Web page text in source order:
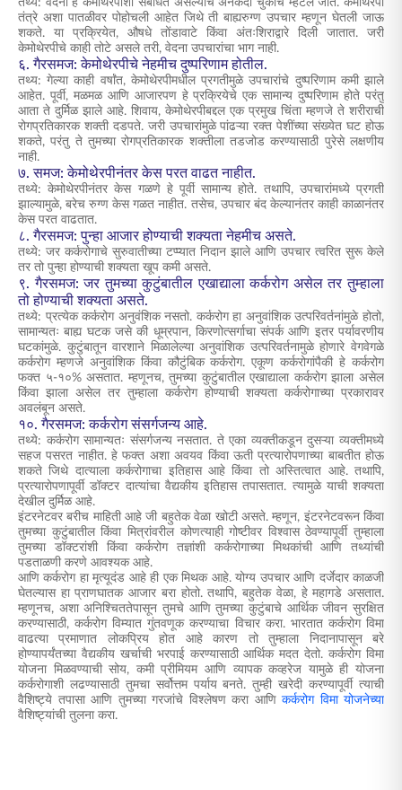
तथ्य: वेदना हे केमोथेरपीशी संबंधित असल्याचे अनेकदा चुकीचे म्हटले जाते. केमोथेरपी
तंत्रे अशा पातळीवर पोहोचली आहेत जिथे ती बाह्यरुग्ण उपचार म्हणून घेतली जाऊ
शकते. या प्रक्रियेत, औषधे तोंडावाटे किंवा अंतःशिराद्वारे दिली जातात. जरी
केमोथेरपीचे काही तोटे असले तरी, वेदना उपचारांचा भाग नाही.
६. गैरसमज: केमोथेरपीचे नेहमीच दुष्परिणाम होतील.
तथ्य: गेल्या काही वर्षांत, केमोथेरपीमधील प्रगतीमुळे उपचारांचे दुष्परिणाम कमी झाले
आहेत. पूर्वी, मळमळ आणि आजारपण हे प्रक्रियेचे एक सामान्य दुष्परिणाम होते परंतु
आता ते दुर्मिळ झाले आहे. शिवाय, केमोथेरपीबद्दल एक प्रमुख चिंता म्हणजे ते शरीराची
रोगप्रतिकारक शक्ती दडपते. जरी उपचारांमुळे पांढऱ्या रक्त पेशींच्या संख्येत घट होऊ
शकते, परंतु ते तुमच्या रोगप्रतिकारक शक्तीला तडजोड करण्यासाठी पुरेसे लक्षणीय
नाही.
७. समज: केमोथेरपीनंतर केस परत वाढत नाहीत.
तथ्ये: केमोथेरपीनंतर केस गळणे हे पूर्वी सामान्य होते. तथापि, उपचारांमध्ये प्रगती
झाल्यामुळे, बरेच रुग्ण केस गळत नाहीत. तसेच, उपचार बंद केल्यानंतर काही काळानंतर
केस परत वाढतात.
८. गैरसमज: पुन्हा आजार होण्याची शक्यता नेहमीच असते.
तथ्ये: जर कर्करोगाचे सुरुवातीच्या टप्प्यात निदान झाले आणि उपचार त्वरित सुरू केले
तर तो पुन्हा होण्याची शक्यता खूप कमी असते.
९. गैरसमज: जर तुमच्या कुटुंबातील एखाद्याला कर्करोग असेल तर तुम्हाला
तो होण्याची शक्यता असते.
तथ्ये: प्रत्येक कर्करोग अनुवंशिक नसतो. कर्करोग हा अनुवांशिक उत्परिवर्तनांमुळे होतो,
सामान्यतः बाह्य घटक जसे की धूम्रपान, किरणोत्सर्गाचा संपर्क आणि इतर पर्यावरणीय
घटकांमुळे. कुटुंबातून वारशाने मिळालेल्या अनुवांशिक उत्परिवर्तनामुळे होणारे वेगवेगळे
कर्करोग म्हणजे अनुवांशिक किंवा कौटुंबिक कर्करोग. एकूण कर्करोगांपैकी हे कर्करोग
फक्त ५-१०% असतात. म्हणूनच, तुमच्या कुटुंबातील एखाद्याला कर्करोग झाला असेल
किंवा झाला असेल तर तुम्हाला कर्करोग होण्याची शक्यता कर्करोगाच्या प्रकारावर
अवलंबून असते.
१०. गैरसमज: कर्करोग संसर्गजन्य आहे.
तथ्ये: कर्करोग सामान्यतः संसर्गजन्य नसतात. ते एका व्यक्तीकडून दुसऱ्या व्यक्तीमध्ये
सहज पसरत नाहीत. हे फक्त अशा अवयव किंवा ऊती प्रत्यारोपणाच्या बाबतीत होऊ
शकते जिथे दात्याला कर्करोगाचा इतिहास आहे किंवा तो अस्तित्वात आहे. तथापि,
प्रत्यारोपणापूर्वी डॉक्टर दात्यांचा वैद्यकीय इतिहास तपासतात. त्यामुळे याची शक्यता
देखील दुर्मिळ आहे.
इंटरनेटवर बरीच माहिती आहे जी बहुतेक वेळा खोटी असते. म्हणून, इंटरनेटवरून किंवा
तुमच्या कुटुंबातील किंवा मित्रांवरील कोणत्याही गोष्टीवर विश्वास ठेवण्यापूर्वी तुम्हाला
तुमच्या डॉक्टरांशी किंवा कर्करोग तज्ञांशी कर्करोगाच्या मिथकांची आणि तथ्यांची
पडताळणी करणे आवश्यक आहे.
आणि कर्करोग हा मृत्यूदंड आहे ही एक मिथक आहे. योग्य उपचार आणि दर्जेदार काळजी
घेतल्यास हा प्राणघातक आजार बरा होतो. तथापि, बहुतेक वेळा, हे महागडे असतात.
म्हणूनच, अशा अनिश्चिततेपासून तुमचे आणि तुमच्या कुटुंबाचे आर्थिक जीवन सुरक्षित
करण्यासाठी,कर्करोग विम्यात गुंतवणूक करण्याचा विचार करा. भारतात कर्करोग विमा
वाढत्या प्रमाणात लोकप्रिय होत आहे कारण तो तुम्हाला निदानापासून बरे
होण्यापर्यंतच्या वैद्यकीय खर्चाची भरपाई करण्यासाठी आर्थिक मदत देतो.कर्करोग विमा
योजना मिळवण्याची सोय, कमी प्रीमियम आणि व्यापक कव्हरेज यामुळे ही योजना
कर्करोगाशी लढण्यासाठी तुमचा सर्वोत्तम पर्याय बनते. तुम्ही खरेदी करण्यापूर्वी त्याची
वैशिष्ट्ये तपासा आणि तुमच्या गरजांचे विश्लेषण करा आणि कर्करोग विमा योजनेच्या
वैशिष्ट्यांची तुलना करा.